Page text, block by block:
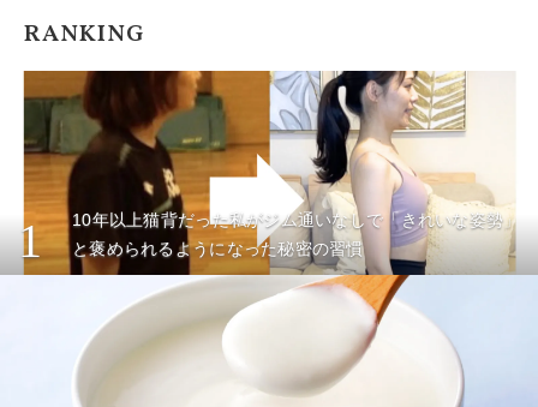
RANKING
1
10年以上猫背だった私がジム通いなしで「きれいな姿勢」
と褒められるようになった秘密の習慣